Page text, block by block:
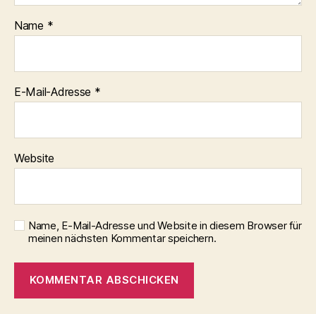
Name *
E-Mail-Adresse *
Website
Name, E-Mail-Adresse und Website in diesem Browser für
meinen nächsten Kommentar speichern.